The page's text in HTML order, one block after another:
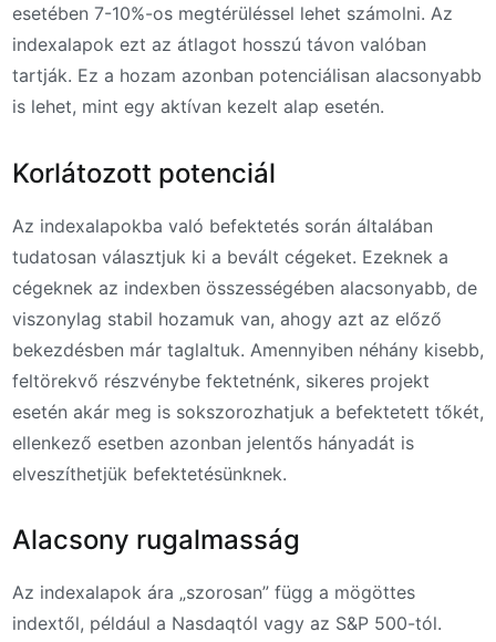
esetében 7-10%-os megtérüléssel lehet számolni. Az
indexalapok ezt az átlagot hosszú távon valóban
tartják. Ez a hozam azonban potenciálisan alacsonyabb
is lehet, mint egy aktívan kezelt alap esetén.
Korlátozott potenciál
Az indexalapokba való befektetés során általában
tudatosan választjuk ki a bevált cégeket. Ezeknek a
cégeknek az indexben összességében alacsonyabb, de
viszonylag stabil hozamuk van, ahogy azt az előző
bekezdésben már taglaltuk. Amennyiben néhány kisebb,
feltörekvő részvénybe fektetnénk, sikeres projekt
esetén akár meg is sokszorozhatjuk a befektetett tőkét,
ellenkező esetben azonban jelentős hányadát is
elveszíthetjük befektetésünknek.
Alacsony rugalmasság
Az indexalapok ára „szorosan” függ a mögöttes
indextől, például a Nasdaqtól vagy az S&P 500-tól.